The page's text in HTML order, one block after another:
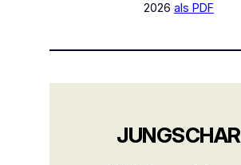
2026 als PDF
JUNGSCHAR